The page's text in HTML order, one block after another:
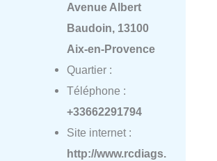
Avenue Albert
Baudoin, 13100
Aix-en-Provence
Quartier :
Téléphone :
+33662291794
Site internet :
http://www.rcdiags.